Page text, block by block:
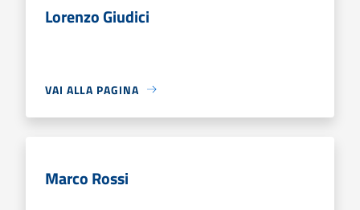
Lorenzo Giudici
VAI ALLA PAGINA
Marco Rossi